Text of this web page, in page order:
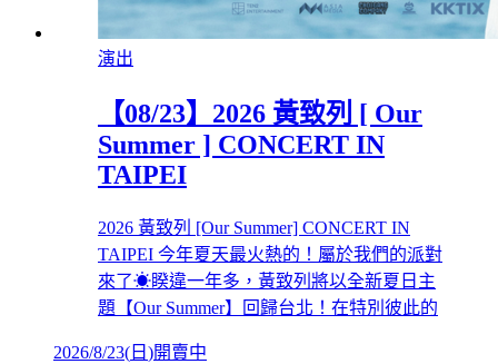
演出
【08/23】2026 黃致列 [ Our
Summer ] CONCERT IN
TAIPEI
2026 黃致列 [Our Summer] CONCERT IN
TAIPEI 今年夏天最火熱的！屬於我們的派對
來了☀睽違一年多，黃致列將以全新夏日主
題【Our Summer】回歸台北！在特別彼此的
2026/8/23( 日 )開賣中